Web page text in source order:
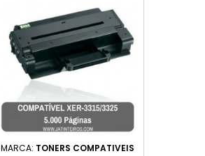
MARCA: TONERS COMPATIVEIS